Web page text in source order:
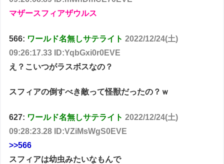
マザースフィアザウルス
566: ワールド名無しサテライト 2022/12/24(土)
09:26:17.33 ID:YqbGxi0r0EVE
え？こいつがラスボスなの？
スフィアの倒すべき敵って怪獣だったの？ｗ
627: ワールド名無しサテライト 2022/12/24(土)
09:28:23.28 ID:VZiMsWgS0EVE
>>566
スフィアは幼虫みたいなもんで